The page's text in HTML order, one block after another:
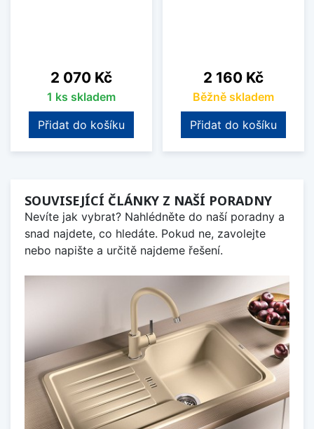
Cena
2 070 Kč
1 ks skladem
Přidat do košíku
Cena
2 160 Kč
Běžně skladem
Přidat do košíku
SOUVISEJÍCÍ ČLÁNKY Z NAŠÍ PORADNY
Nevíte jak vybrat? Nahlédněte do naší poradny a
snad najdete, co hledáte. Pokud ne, zavolejte
nebo napište a určitě najdeme řešení.